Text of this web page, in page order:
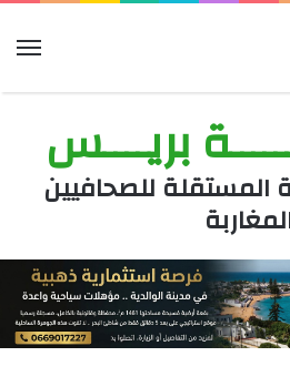
بريــــس
المستقلة للصحافيين